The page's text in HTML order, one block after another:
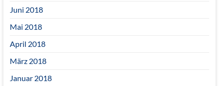
Juni 2018
Mai 2018
April 2018
März 2018
Januar 2018